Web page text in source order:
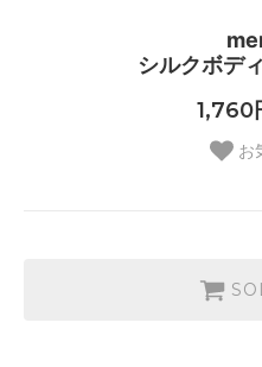
シルクボデ
1,760
お